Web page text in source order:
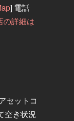
] 電話
の詳細は
セットコ
空き状況